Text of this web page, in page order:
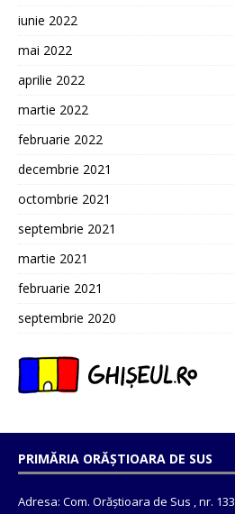
iunie 2022
mai 2022
aprilie 2022
martie 2022
februarie 2022
decembrie 2021
octombrie 2021
septembrie 2021
martie 2021
februarie 2021
septembrie 2020
PRIMĂRIA ORĂȘTIOARA DE SUS
Adresa: Com. Orăștioara de Sus , nr. 133,